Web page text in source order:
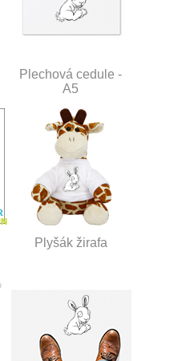
Plechová cedule -
A5
Plyšák žirafa